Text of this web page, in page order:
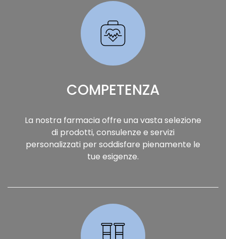
COMPETENZA
La nostra farmacia offre una vasta selezione
di prodotti, consulenze e servizi
personalizzati per soddisfare pienamente le
tue esigenze.